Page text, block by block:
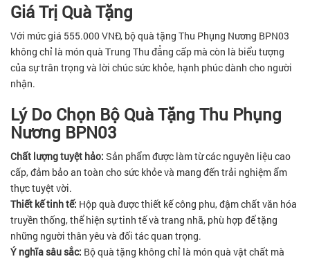
Giá Trị Quà Tặng
Với mức giá 555.000 VNĐ, bộ quà tặng Thu Phụng Nương BPN03
không chỉ là món quà Trung Thu đẳng cấp mà còn là biểu tượng
của sự trân trọng và lời chúc sức khỏe, hạnh phúc dành cho người
nhận.
Lý Do Chọn Bộ Quà Tặng Thu Phụng
Nương BPN03
Chất lượng tuyệt hảo: Sản phẩm được làm từ các nguyên liệu cao
cấp, đảm bảo an toàn cho sức khỏe và mang đến trải nghiệm ẩm
thực tuyệt vời.
Thiết kế tinh tế: Hộp quà được thiết kế công phu, đậm chất văn hóa
truyền thống, thể hiện sự tinh tế và trang nhã, phù hợp để tặng
những người thân yêu và đối tác quan trọng.
Ý nghĩa sâu sắc: Bộ quà tặng không chỉ là món quà vật chất mà